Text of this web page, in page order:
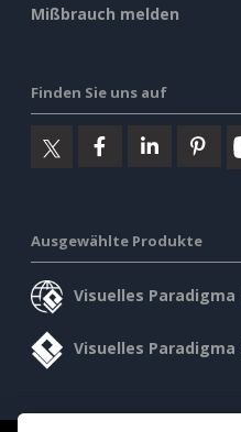
Mißbrauch melden
Finden Sie uns auf
Ausgewählte Produkte
Visuelles Paradigma
Visuelles Paradigma